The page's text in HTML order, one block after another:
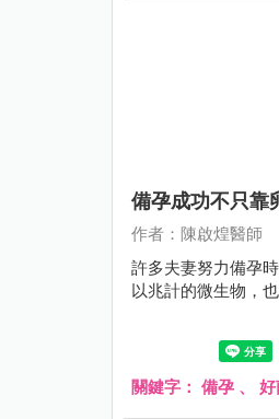
備孕成功不只靠
作者：陳啟煌醫師
許多夫妻努力備孕
以兆計的微生物，
關鍵字： 備孕 、 好